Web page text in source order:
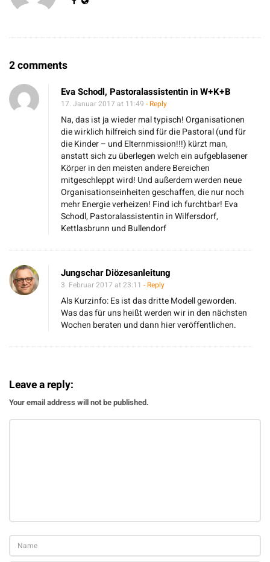
2 commentsO
A
e
a
i
a
c
t
a
t
D
e
r
f
e
e
f
a
Eva Schodl, Pastoralassistentin in W+K+B
17. Januar 2017 at 11:49 - Reply
Na, das ist ja wieder mal typisch! Organisationen
die wirklich hilfreich sind für die Pastoral (und für
die Kinder – und Elternmission!!!) kürzt man,
anstatt sich zu überlegen welch ein aufgeblasener
Körper in den meisten andere Bereichen
mitgeschleppt wird! Und außerdem werden neue
Organisationseinheiten geschaffen, die nur noch
mehr Energie verheizen! Find ich furchtbar! Eva
Schodl, Pastoralassistentin in Wilfersdorf,
Kettlasbrunn und Bullendorf
Jungschar Diözesanleitung
3. Februar 2017 at 23:11 - Reply
Als Kurzinfo: Es ist das dritte Modell geworden.
Was das für uns heißt werden wir in den nächsten
Wochen beraten und dann hier veröffentlichen.
Leave a reply:
Your email address will not be published.